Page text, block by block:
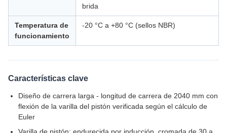
brida
Temperatura de
funcionamiento
-20 °C a +80 °C (sellos NBR)
Características clave
Diseño de carrera larga - longitud de carrera de 2040 mm con
flexión de la varilla del pistón verificada según el cálculo de
Euler